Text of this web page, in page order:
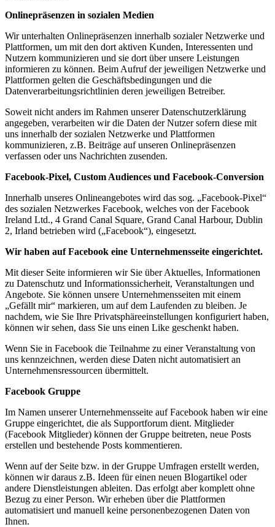
Onlinepräsenzen in sozialen Medien
Wir unterhalten Onlinepräsenzen innerhalb sozialer Netzwerke und
Plattformen, um mit den dort aktiven Kunden, Interessenten und
Nutzern kommunizieren und sie dort über unsere Leistungen
informieren zu können. Beim Aufruf der jeweiligen Netzwerke und
Plattformen gelten die Geschäftsbedingungen und die
Datenverarbeitungsrichtlinien deren jeweiligen Betreiber.
Soweit nicht anders im Rahmen unserer Datenschutzerklärung
angegeben, verarbeiten wir die Daten der Nutzer sofern diese mit
uns innerhalb der sozialen Netzwerke und Plattformen
kommunizieren, z.B. Beiträge auf unseren Onlinepräsenzen
verfassen oder uns Nachrichten zusenden.
Facebook-Pixel, Custom Audiences und Facebook-Conversion
Innerhalb unseres Onlineangebotes wird das sog. „Facebook-Pixel“
des sozialen Netzwerkes Facebook, welches von der Facebook
Ireland Ltd., 4 Grand Canal Square, Grand Canal Harbour, Dublin
2, Irland betrieben wird („Facebook“), eingesetzt.
Wir haben auf Facebook eine Unternehmensseite eingerichtet.
Mit dieser Seite informieren wir Sie über Aktuelles, Informationen
zu Datenschutz und Informationssicherheit, Veranstaltungen und
Angebote. Sie können unsere Unternehmensseiten mit einem
„Gefällt mir“ markieren, um auf dem Laufenden zu bleiben. Je
nachdem, wie Sie Ihre Privatsphäreeinstellungen konfiguriert haben,
können wir sehen, dass Sie uns einen Like geschenkt haben.
Wenn Sie in Facebook die Teilnahme zu einer Veranstaltung von
uns kennzeichnen, werden diese Daten nicht automatisiert an
Unternehmensressourcen übermittelt.
Facebook Gruppe
Im Namen unserer Unternehmensseite auf Facebook haben wir eine
Gruppe eingerichtet, die als Supportforum dient. Mitglieder
(Facebook Mitglieder) können der Gruppe beitreten, neue Posts
erstellen und bestehende Posts kommentieren.
Wenn auf der Seite bzw. in der Gruppe Umfragen erstellt werden,
können wir daraus z.B. Ideen für einen neuen Blogartikel oder
andere Dienstleistungen ableiten. Das erfolgt aber komplett ohne
Bezug zu einer Person. Wir erheben über die Plattformen
automatisiert und manuell keine personenbezogenen Daten von
Ihnen.